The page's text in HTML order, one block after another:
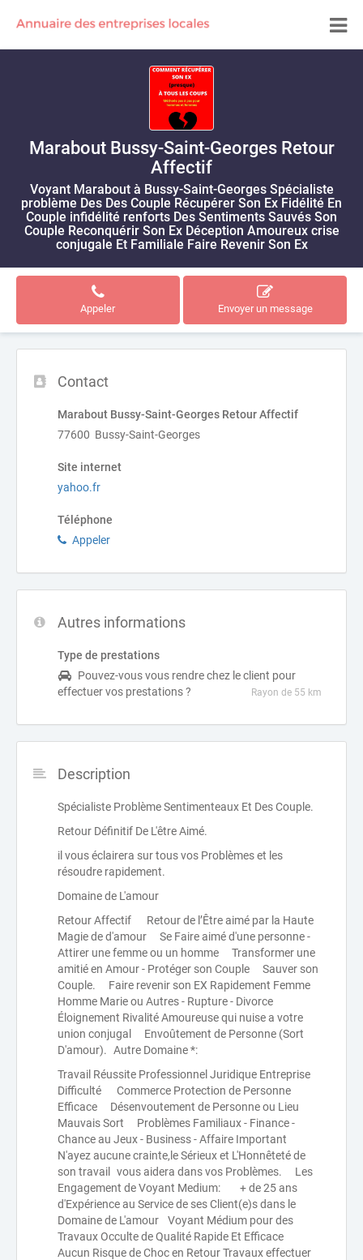
Marabout Bussy-Saint-Georges Retour
Affectif
Voyant Marabout à Bussy-Saint-Georges Spécialiste
problème Des Des Couple Récupérer Son Ex Fidélité En
Couple infidélité renforts Des Sentiments Sauvés Son
Couple Reconquérir Son Ex Déception Amoureux crise
conjugale Et Familiale Faire Revenir Son Ex
Appeler Envoyer un message
Contact
Marabout Bussy-Saint-Georges Retour Affectif
77600 Bussy-Saint-Georges
Site internet
yahoo.fr
Téléphone
Appeler
Autres informations
Type de prestations
Pouvez-vous vous rendre chez le client pour
effectuer vos prestations ?
Rayon de 55 km
Description
Spécialiste Problème Sentimenteaux Et Des Couple.
Retour Définitif De L'être Aimé.
il vous éclairera sur tous vos Problèmes et les
résoudre rapidement.
Domaine de L'amour
Retour Affectif Retour de l’Être aimé par la Haute
Magie de d'amour Se Faire aimé d'une personne -
Attirer une femme ou un homme Transformer une
amitié en Amour - Protéger son Couple Sauver son
Couple. Faire revenir son EX Rapidement Femme
Homme Marie ou Autres - Rupture - Divorce
Éloignement Rivalité Amoureuse qui nuise a votre
union conjugal Envoûtement de Personne (Sort
D'amour). Autre Domaine *:
Travail Réussite Professionnel Juridique Entreprise
Difficulté Commerce Protection de Personne
Efficace Désenvoutement de Personne ou Lieu
Mauvais Sort Problèmes Familiaux - Finance -
Chance au Jeux - Business - Affaire Important
N'ayez aucune crainte,le Sérieux et L'Honnêteté de
son travail vous aidera dans vos Problèmes. Les
Engagement de Voyant Medium: + de 25 ans
d'Expérience au Service de ses Client(e)s dans le
Domaine de L'amour Voyant Médium pour des
Travaux Occulte de Qualité Rapide Et Efficace
Aucun Risque de Choc en Retour Travaux effectuer